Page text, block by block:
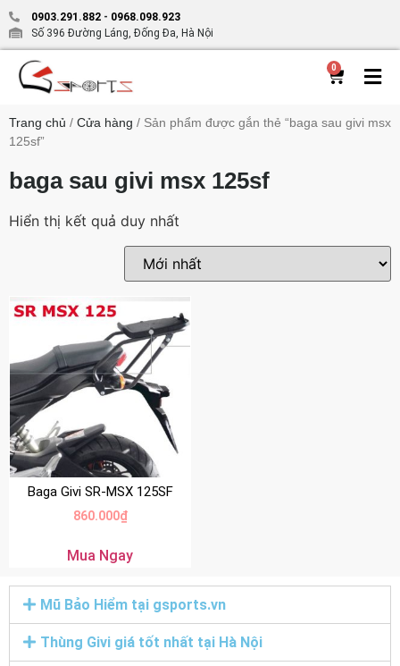
0903.291.882 - 0968.098.923
Số 396 Đường Láng, Đống Đa, Hà Nội
0
Trang chủ / Cửa hàng / Sản phẩm được gắn thẻ “baga sau givi msx
125sf”
baga sau givi msx 125sf
Hiển thị kết quả duy nhất
Baga Givi SR-MSX 125SF
860.000₫
Mua Ngay
Mũ Bảo Hiểm tại gsports.vn
Thùng Givi giá tốt nhất tại Hà Nội